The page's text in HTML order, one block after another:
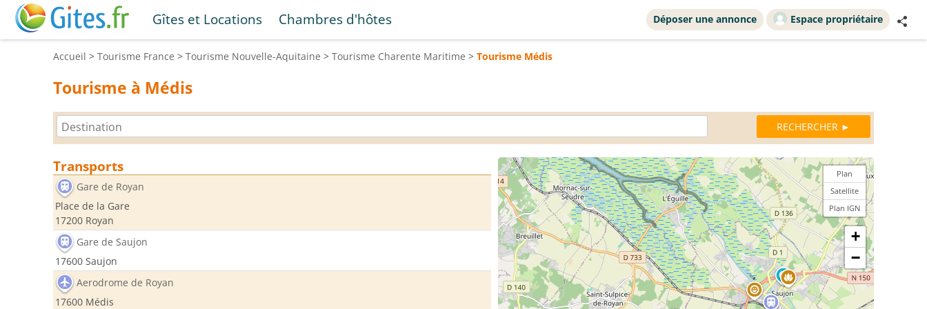
Gîtes et Locations Chambres d'hôtes Déposer une annonce Espace propriétaire
Accueil > Tourisme France > Tourisme Nouvelle-Aquitaine > Tourisme Charente Maritime > Tourisme Médis
Tourisme à Médis
Transports
Gare de Royan
Place de la Gare
17200 Royan
Gare de Saujon
17600 Saujon
Aerodrome de Royan
17600 Médis
Plan
Satellite
Plan IGN
+
−